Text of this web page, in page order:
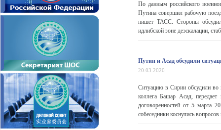
По данным российского
Путина совершил рабочую
пишет ТАСС. Стороны
идлибской зоне деэскалации,
Путин и Асад обсудили
20.03.2020
Ситуацию в Сирии обсудили во
коллега Башар Асад,
договоренностей от 5 марта
собеседники коснулись